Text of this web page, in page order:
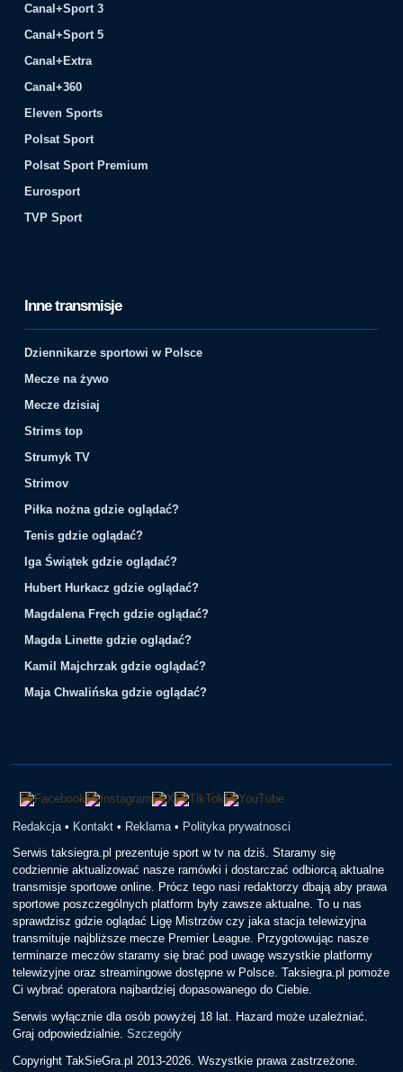
Canal+Sport 3
Canal+Sport 5
Canal+Extra
Canal+360
Eleven Sports
Polsat Sport
Polsat Sport Premium
Eurosport
TVP Sport
Inne transmisje
Dziennikarze sportowi w Polsce
Mecze na żywo
Mecze dzisiaj
Strims top
Strumyk TV
Strimov
Piłka nożna gdzie oglądać?
Tenis gdzie oglądać?
Iga Świątek gdzie oglądać?
Hubert Hurkacz gdzie oglądać?
Magdalena Fręch gdzie oglądać?
Magda Linette gdzie oglądać?
Kamil Majchrzak gdzie oglądać?
Maja Chwalińska gdzie oglądać?
Redakcja • Kontakt • Reklama • Polityka prywatnosci
Serwis taksiegra.pl prezentuje sport w tv na dziś. Staramy się
codziennie aktualizować nasze ramówki i dostarczać odbiorcą aktualne
transmisje sportowe online. Prócz tego nasi redaktorzy dbają aby prawa
sportowe poszczególnych platform były zawsze aktualne. To u nas
sprawdzisz gdzie oglądać Ligę Mistrzów czy jaka stacja telewizyjna
transmituje najbliższe mecze Premier League. Przygotowując nasze
terminarze meczów staramy się brać pod uwagę wszystkie platformy
telewizyjne oraz streamingowe dostępne w Polsce. Taksiegra.pl pomoże
Ci wybrać operatora najbardziej dopasowanego do Ciebie.
Serwis wyłącznie dla osób powyżej 18 lat. Hazard może uzależniać.
Graj odpowiedzialnie.Szczegóły
Copyright TakSieGra.pl 2013-2026. Wszystkie prawa zastrzeżone.